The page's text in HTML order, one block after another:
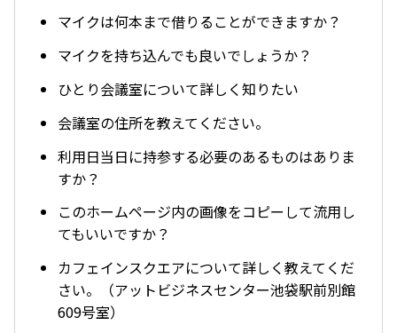
マイクは何本まで借りることができますか？
マイクを持ち込んでも良いでしょうか？
ひとり会議室について詳しく知りたい
会議室の住所を教えてください。
利用日当日に持参する必要のあるものはありま
すか？
このホームページ内の画像をコピーして流用し
てもいいですか？
カフェインスクエアについて詳しく教えてくだ
さい。（アットビジネスセンター池袋駅前別館
609号室）